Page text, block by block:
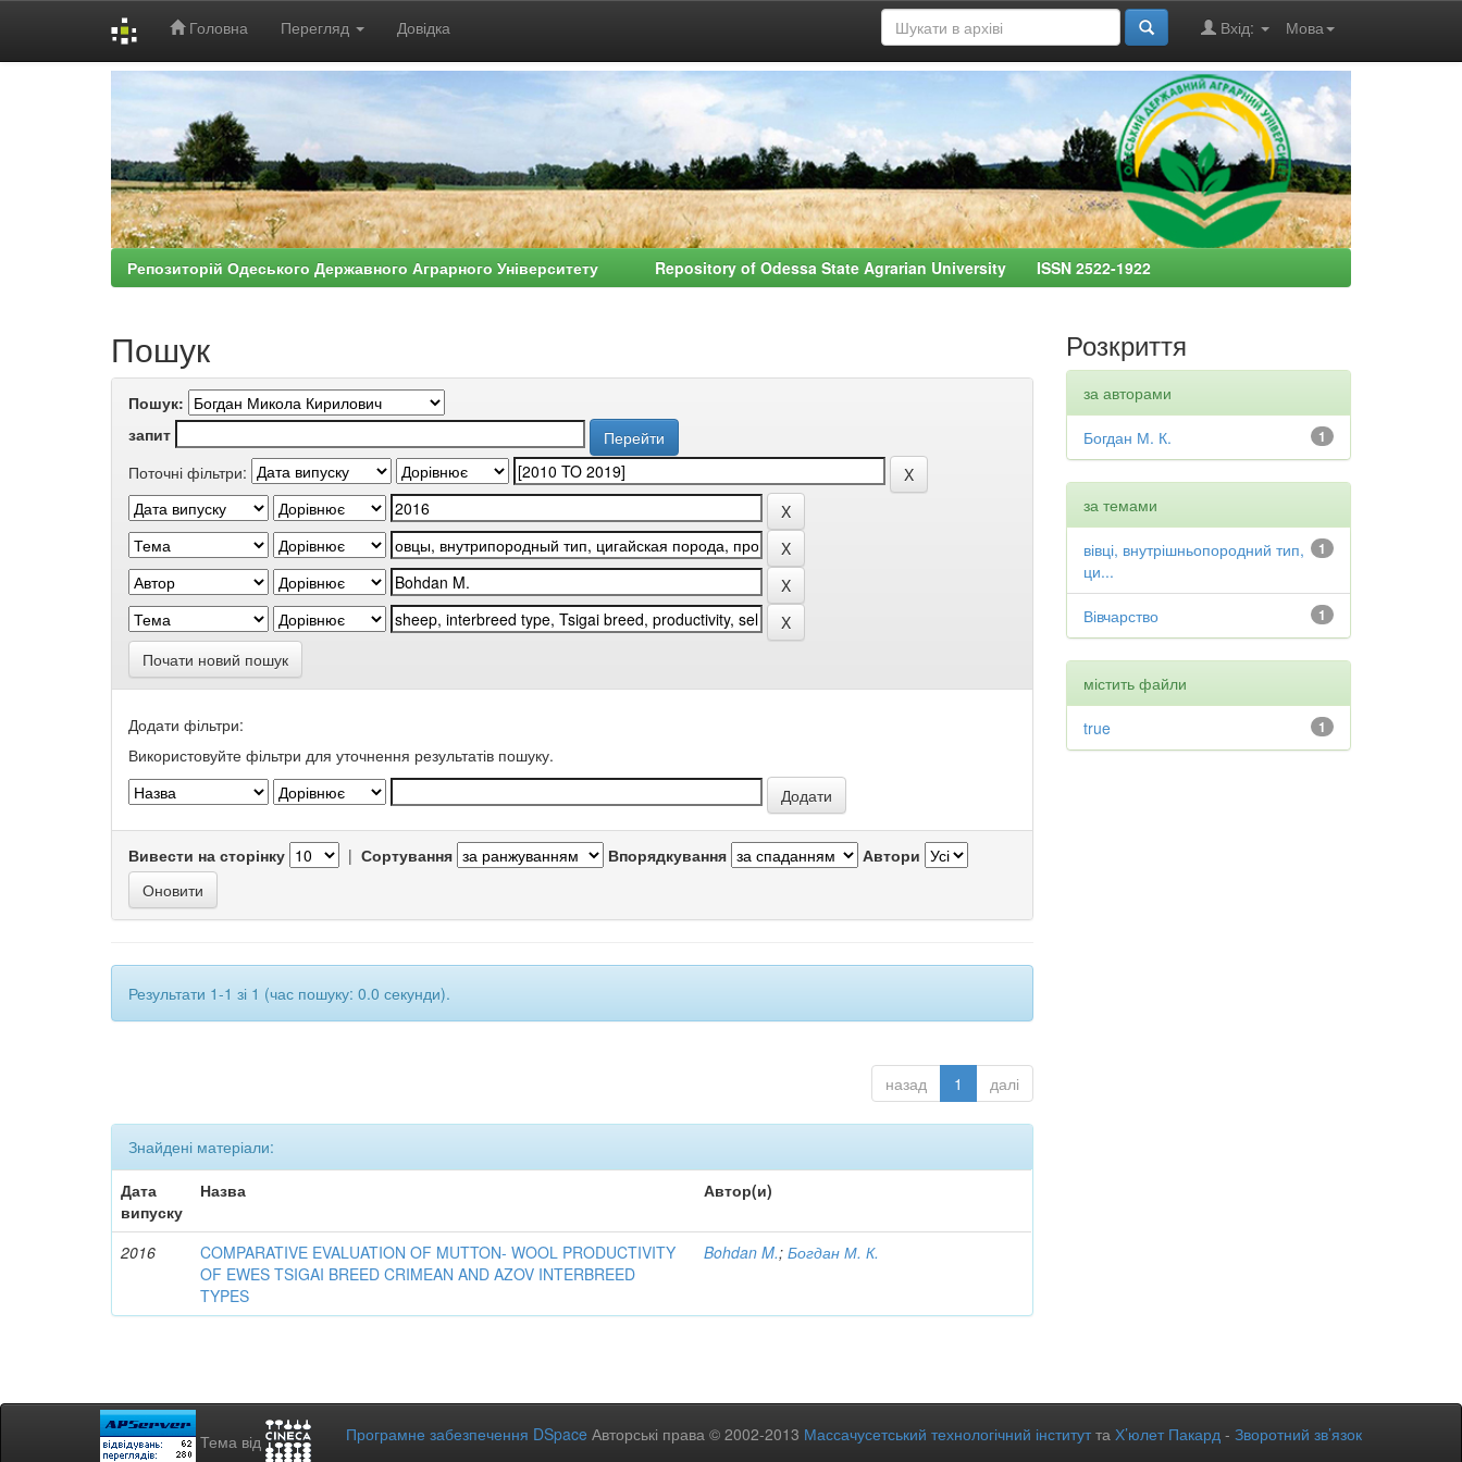
Головна Перегляд Довідка Мова
Вхід:
Репозиторій Одеського Державного Аграрного Університету Repository of Odessa State Agrarian University ISSN 2522-1922
Пошук
Пошук:
запит
Поточні фільтри:
Почати новий пошук
Додати фільтри:
Використовуйте фільтри для уточнення результатів пошуку.
Вивести на сторінку | Сортування Впорядкування Автори
Результати 1-1 зі 1 (час пошуку: 0.0 секунди).
назад 1 далі
Знайдені матеріали:
Дата
випуску
Назва Автор(и)
2016
COMPARATIVE EVALUATION OF MUTTON- WOOL PRODUCTIVITY
OF EWES TSIGAI BREED CRIMEAN AND AZOV INTERBREED
TYPES
Bohdan M.;Богдан М. К.
Розкриття
за авторами
1
Богдан М. К.
за темами
1
вівці, внутрішньопородний тип,
ци...
1
Вівчарство
містить файли
1
true
Тема від Програмне забезпечення DSpace Авторські права © 2002-2013 Массачусетський технологічний інститутта Х’юлет Пакард - Зворотний зв’язок